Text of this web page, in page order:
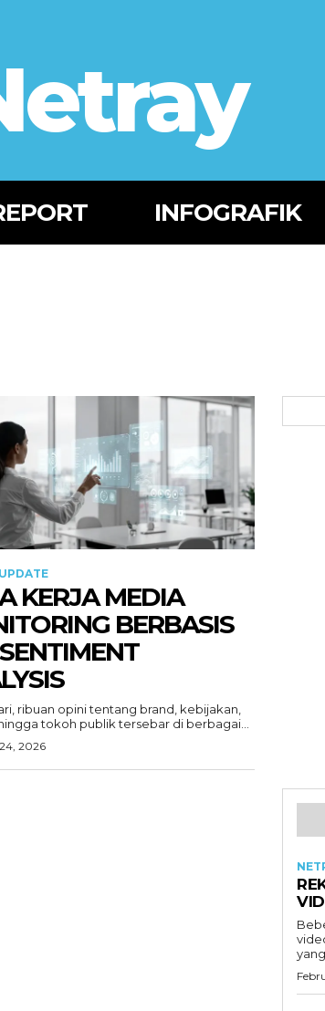
INFOGRAFIK
KERJA MEDIA
BERBASIS
ribuan opini tentang brand, kebijakan,
tokoh publik tersebar di berbagai...
2026
yang